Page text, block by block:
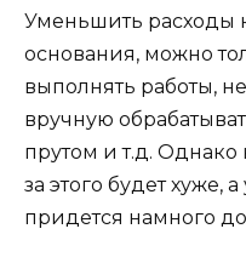
Уменьшить расходы
основания, можно
выполнять работы,
вручную
прутом и т.д. Однако
за этого будет хуже,
придется намного